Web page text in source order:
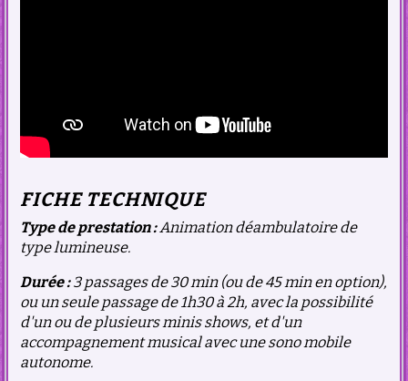
FICHE TECHNIQUE
Type de prestation :Animation déambulatoire de
type lumineuse.
Durée :3 passages de 30 min (ou de 45 min en option),
ou un seule passage de 1h30 à 2h, avec la possibilité
d'un ou de plusieurs minis shows, et d'un
accompagnement musical avec une sono mobile
autonome.​